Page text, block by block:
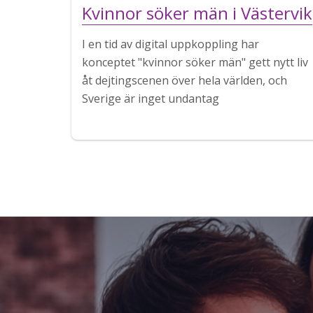
Kvinnor söker män i Västervik
I en tid av digital uppkoppling har
konceptet "kvinnor söker män" gett nytt liv
åt dejtingscenen över hela världen, och
Sverige är inget undantag